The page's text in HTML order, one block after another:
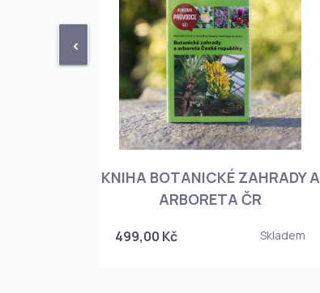
<
KNIHA BOTANICKÉ ZAHRADY A
ARBORETA ČR
499,00 Kč Skladem